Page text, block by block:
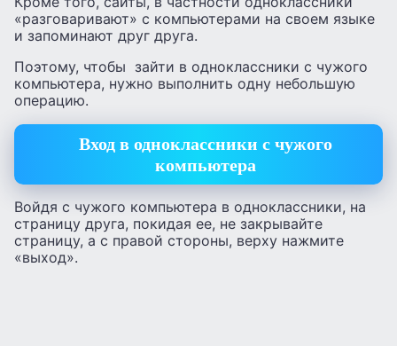
«разговаривают» с компьютерами на своем языке
и запоминают друг друга.
Поэтому, чтобы зайти в одноклассники с чужого
компьютера, нужно выполнить одну небольшую
операцию.
Вход в одноклассники с чужого
компьютера
Войдя с чужого компьютера в одноклассники, на
страницу друга, покидая ее, не закрывайте
страницу, а с правой стороны, верху нажмите
«выход».